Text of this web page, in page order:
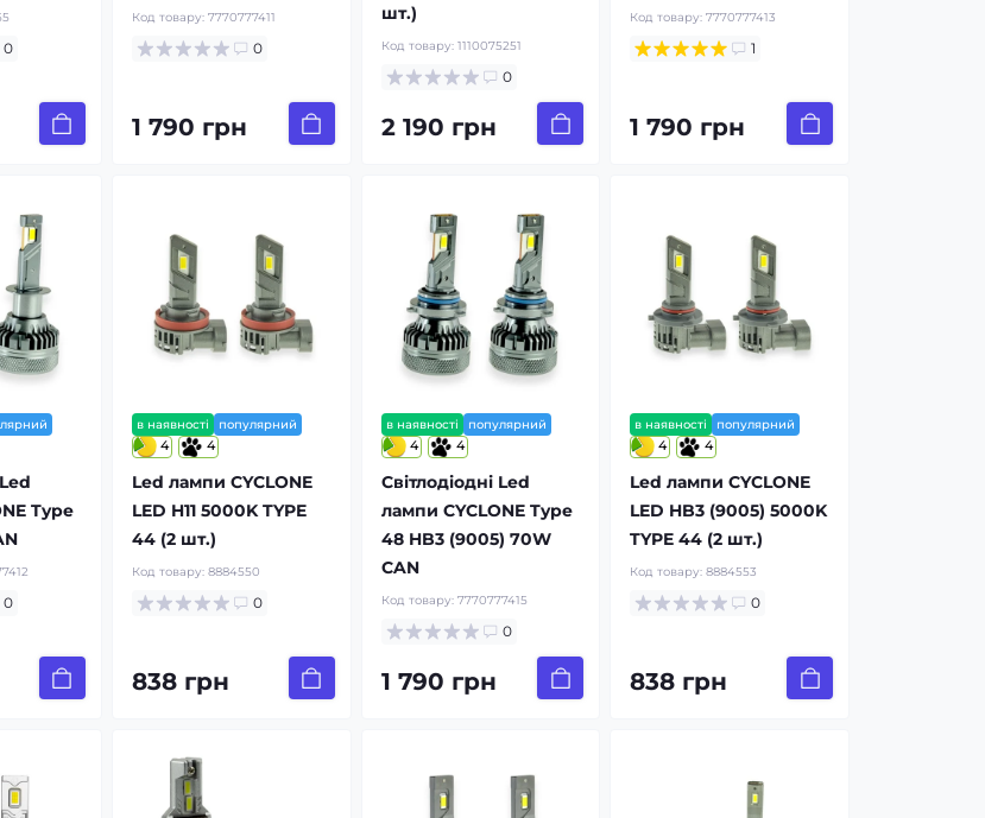
0
Код товару: 7770777411
0
1 790 грн
шт.)
Код товару: 1110075251
0
2 190 грн
Код товару:7770777413
1
1 790 грн
Type
0
в наявності популярний
4 4
Led лампи CYCLONE
LED H11 5000K TYPE
44 (2 шт.)
Код товару: 8884550
0
838 грн
в наявності популярний
4 4
Світлодіодні Led
лампи CYCLONE Type
48 HB3 (9005) 70W
CAN
Код товару: 7770777415
0
1 790 грн
в наявності популярний
4 4
Led лампи CYCLONE
LED HB3 (9005) 5000K
TYPE 44 (2 шт.)
Код товару:8884553
0
838 грн